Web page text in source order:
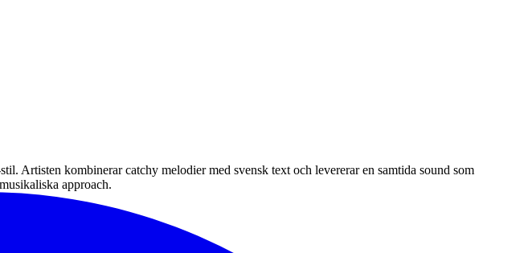
Artisten kombinerar catchy melodier med svensk text och levererar en samtida sound som
approach.